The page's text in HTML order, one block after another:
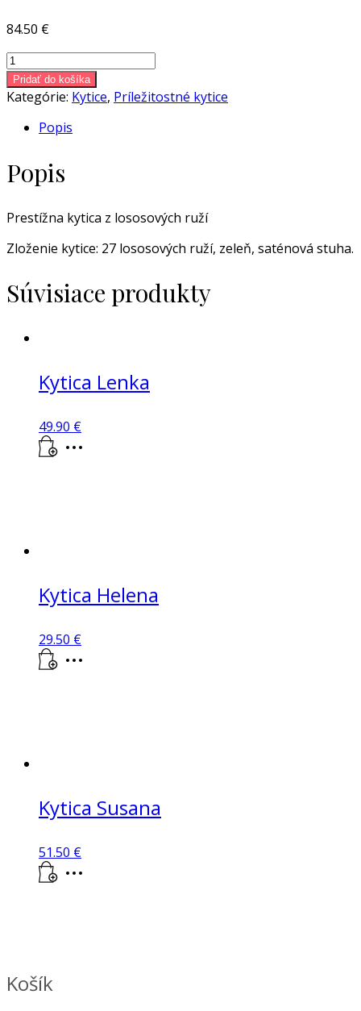
84.50 €
množstvo
Prestížna
kytica
losových
Pridať do košíka
Kategórie: Kytice, Príležitostné kytice
Popis
Popis
Prestížna kytica z lososových ruží
Zloženie kytice: 27 lososových ruží, zeleň, saténová stuha.
Súvisiace produkty
Kytica Lenka
49.90 €
Kytica Helena
29.50 €
Kytica Susana
51.50 €
Košík